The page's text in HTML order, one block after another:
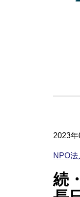
2023年
NPO
続